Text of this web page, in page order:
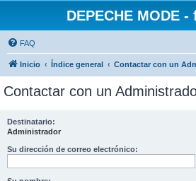
DEPECHE MODE
FAQ
Inicio Índice general Contactar con un
Contactar con un
Destinatario:
Administrador
Su dirección de correo electrónico: